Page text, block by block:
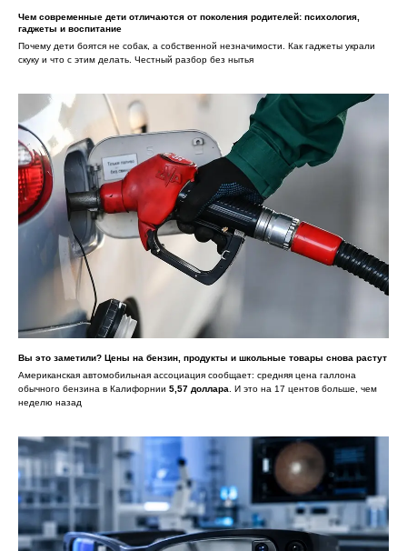
Чем современные дети отличаются от поколения родителей: психология,
гаджеты и воспитание
Почему дети боятся не собак, а собственной незначимости. Как гаджеты украли
скуку и что с этим делать. Честный разбор без нытья
Вы это заметили? Цены на бензин, продукты и школьные товары снова растут
Американская автомобильная ассоциация сообщает: средняя цена галлона
обычного бензина в Калифорнии 5,57 доллара . И это на 17 центов больше, чем
неделю назад